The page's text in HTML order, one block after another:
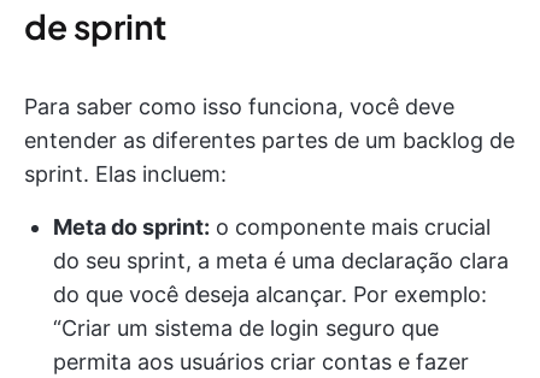
de sprint
Para saber como isso funciona, você deve
entender as diferentes partes de um backlog de
sprint. Elas incluem:
Meta do sprint: o componente mais crucial
do seu sprint, a meta é uma declaração clara
do que você deseja alcançar. Por exemplo:
“Criar um sistema de login seguro que
permita aos usuários criar contas e fazer